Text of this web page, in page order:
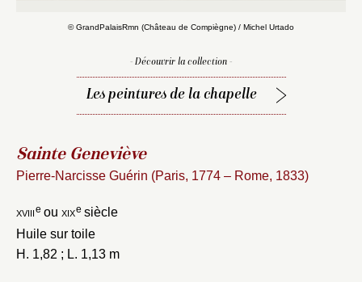
© GrandPalaisRmn (Château de Compiègne) / Michel Urtado
- Découvrir la collection -
Les peintures de la chapelle
Sainte Geneviève
Pierre-Narcisse Guérin (Paris, 1774 – Rome, 1833)
xviiie ou xixe siècle
Huile sur toile
H. 1,82 ; L. 1,13 m